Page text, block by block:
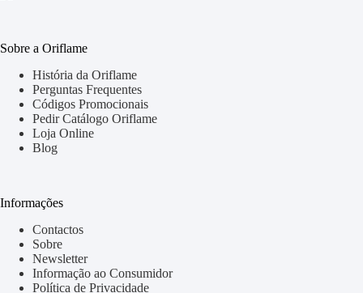
Sobre a Oriflame
História da Oriflame
Perguntas Frequentes
Códigos Promocionais
Pedir Catálogo Oriflame
Loja Online
Blog
Informações
Contactos
Sobre
Newsletter
Informação ao Consumidor
Política de Privacidade